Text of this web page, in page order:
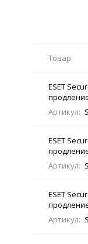
Товар
ESET
Артикул:
ESET
Артикул:
ESET
Артикул: